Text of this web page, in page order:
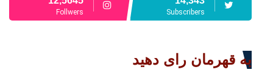
Follwers Subscribers
به قهرمان رای دهید